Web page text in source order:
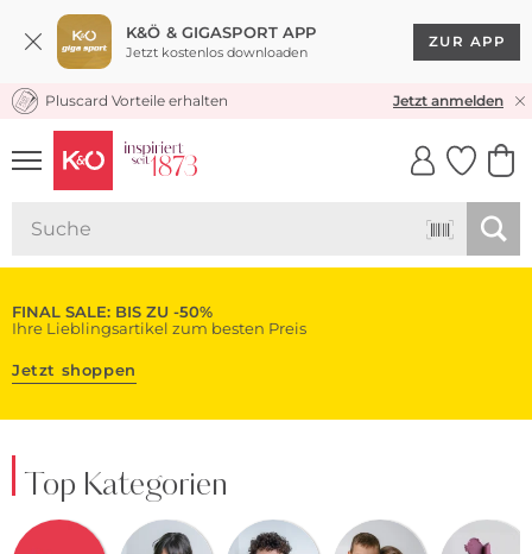
K&Ö & GIGASPORT APP
Jetzt kostenlos downloaden
ZUR APP
KOSTENLOSER VERSAND* & RÜCKVERSAND
Pluscard Vorteile erhalten Jetzt anmelden
UNSERE APP
CLICK &
FINAL SALE: BIS ZU -50%
Ihre Lieblingsartikel zum besten Preis
Jetzt shoppen
Top Kategorien